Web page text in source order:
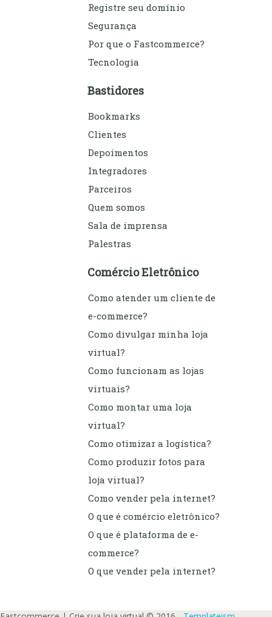
Registre seu domínio
Segurança
Por que o Fastcommerce?
Tecnologia
Bastidores
Bookmarks
Clientes
Depoimentos
Integradores
Parceiros
Quem somos
Sala de imprensa
Palestras
Comércio Eletrônico
Como atender um cliente de
e-commerce?
Como divulgar minha loja
virtual?
Como funcionam as lojas
virtuais?
Como montar uma loja
virtual?
Como otimizar a logística?
Como produzir fotos para
loja virtual?
Como vender pela internet?
O que é comércio eletrônico?
O que é plataforma de e-
commerce?
O que vender pela internet?